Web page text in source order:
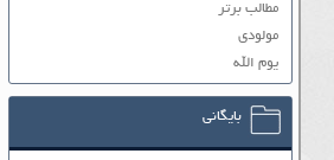
مطالب برتر
مولودی
یوم الله
بایگانی